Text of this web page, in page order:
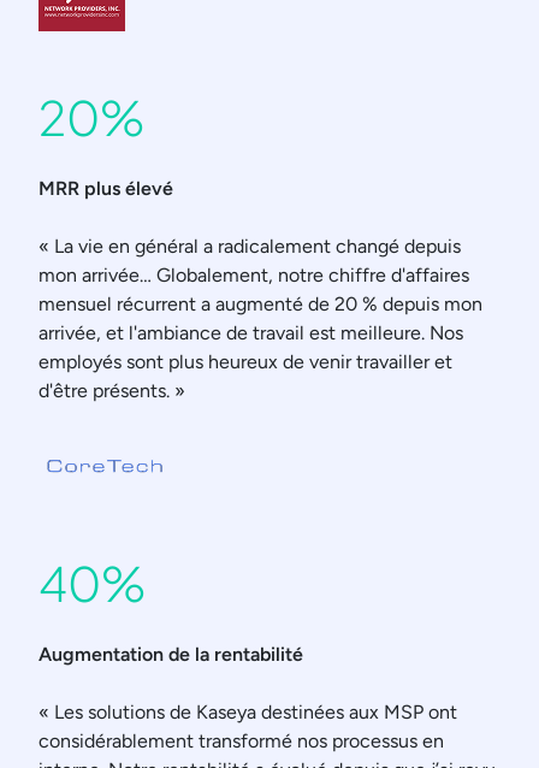
20%
MRR plus élevé
« La vie en général a radicalement changé depuis
mon arrivée… Globalement, notre chiffre d'affaires
mensuel récurrent a augmenté de 20 % depuis mon
arrivée, et l'ambiance de travail est meilleure. Nos
employés sont plus heureux de venir travailler et
d'être présents. »
40%
Augmentation de la rentabilité
« Les solutions de Kaseya destinées aux MSP ont
considérablement transformé nos processus en